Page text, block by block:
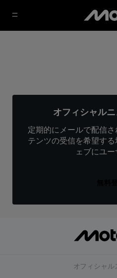
オフィシャル
定期的にメールで配信
テンツの受信を希望す
ェブにユ
オフィシャル